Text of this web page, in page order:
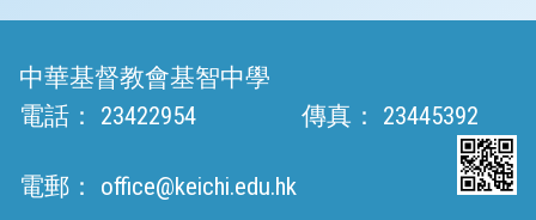
中華基督教會基智中學
電話：
23422954 傳真： 23445392
電郵： office@keichi.edu.hk